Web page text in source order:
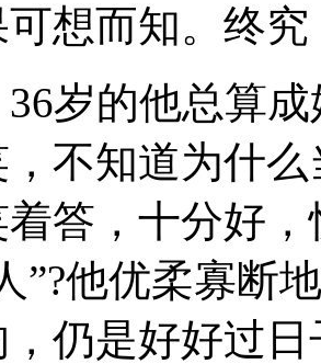
想而知。终
36岁的他总算
不知道为什
答，十分好
”?他优柔寡断
仍是好好过日